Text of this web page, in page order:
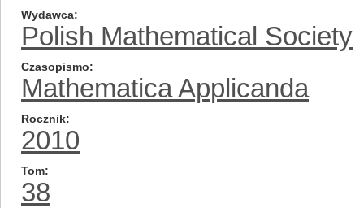
Wydawca
Polish Mathematical Society
Czasopismo
Mathematica Applicanda
Rocznik
2010
Tom
38